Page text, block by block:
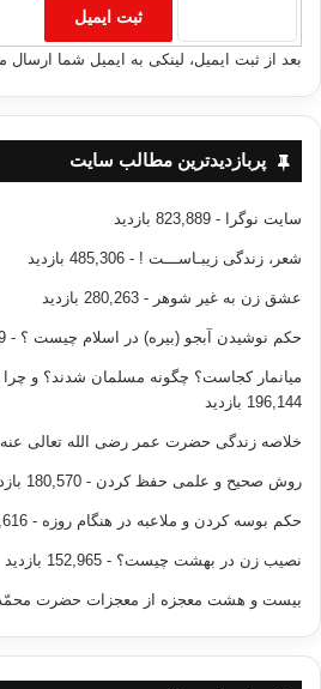
بعد از ثبت ایمیل، لینکی به ایمیل شما ارسال
پربازدیدترین مطالب سایت
سایت نوگرا - 823,889 بازدید
شعر، زندگی زیبـاســـت ! - 485,306 بازدید
عشق زن به غیر شوهر - 280,263 بازدید
حکم نوشیدن آبجو (بیره) در اسلام چیست ؟ - 271,329 بازدید
میانمار کجاست؟ چگونه مسلمان شدند؟ و
196,144 بازدید
خلاصه زندگی حضرت عمر رضی الله تعالی عنه
روش صحیح و علمی حفظ کردن - 180,570 بازدید
حکم بوسه کردن و ملاعبه در هنگام روزه - 173,616 بازدید
نصیب زن در بهشت چیست؟ - 152,965 بازدید
بیست و هشت معجزه از معجزات حضرت محمّد